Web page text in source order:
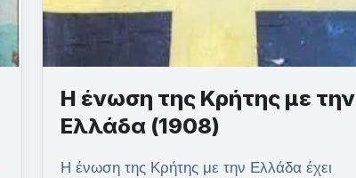
Η ένωση της Κρήτης με την
Ελλάδα (1908)
Η ένωση της Κρήτης με την Ελλάδα έχει